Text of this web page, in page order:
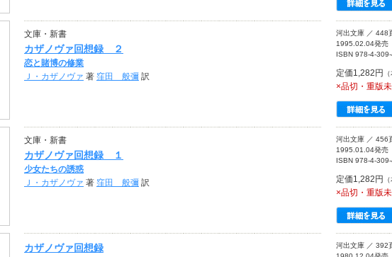
文庫・新書
カザノヴァ回想録 ２
恋と賭博の修業
Ｊ・カザノヴァ 著 窪田 般彌 訳
河出文庫 ／ 448
1995.02.04発売
ISBN 978-4-
定価1,282円
×品切・重版
文庫・新書
カザノヴァ回想録 １
少女たちの誘惑
Ｊ・カザノヴァ 著 窪田 般彌 訳
河出文庫 ／ 456
1995.01.04発売
ISBN 978-4-
定価1,282円
×品切・重版
カザノヴァ回想録
河出文庫 ／ 392